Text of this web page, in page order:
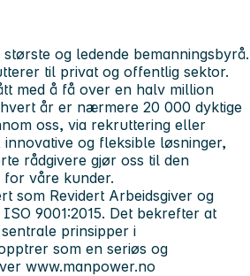
og ledende bemanningsbyrå.
til privat og offentlig sektor.
med å få over en halv million
år er nærmere 20 000 dyktige
oss, via rekruttering eller
og fleksible løsninger,
rådgivere gjør oss til den
våre kunder.
som Revidert Arbeidsgiver og
9001:2015. Det bekrefter at
prinsipper i
som en seriøs og
www.manpower.no